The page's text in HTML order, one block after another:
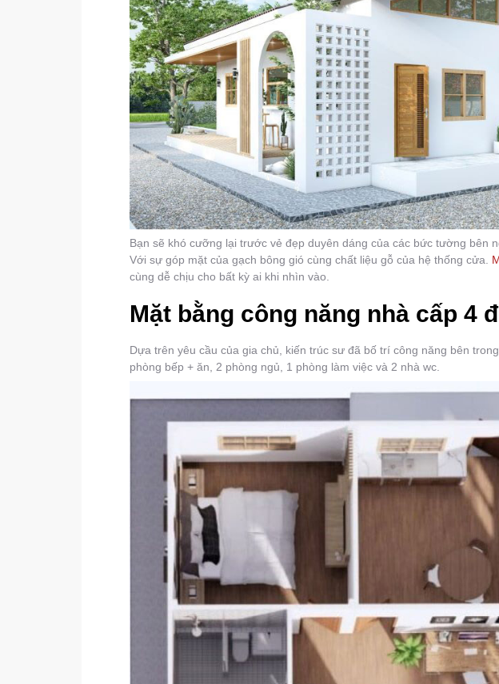
Bạn sẽ khó cưỡng lại trước vẻ đẹp duyên dáng của các bức tường bên
Với sự góp mặt của gạch bông gió cùng chất liệu gỗ của hệ thống cửa.
cùng dễ chịu cho bất kỳ ai khi nhìn vào.
Mặt bằng công năng nhà cấp 4
Dựa trên yêu cầu của gia chủ, kiến trúc sư đã bố trí công năng bên
phòng bếp + ăn, 2 phòng ngủ, 1 phòng làm việc và 2 nhà wc.